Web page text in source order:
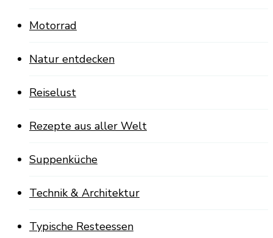
Motorrad
Natur entdecken
Reiselust
Rezepte aus aller Welt
Suppenküche
Technik & Architektur
Typische Resteessen